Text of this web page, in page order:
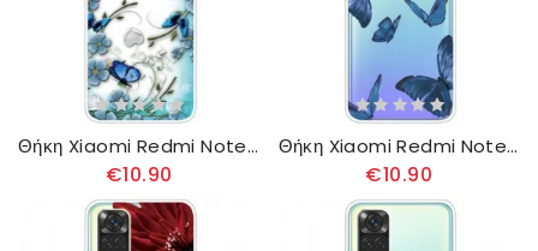
Θήκη Xiaomi Redmi Note 11 Pro 4G / 5G Ρετρό Πεταλούδες Και Λουλούδια
€10.90
Θήκη Xiaomi Redmi Note 11 Pro 4G / 5G Άγριες Πεταλούδες
€10.90